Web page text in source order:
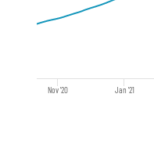
Nov '20 Jan '21